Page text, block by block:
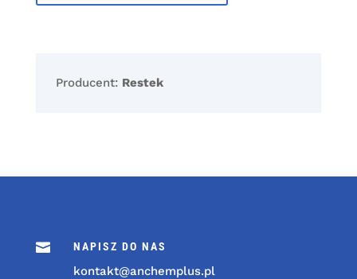
Producent: Restek
 NAPISZ DO NAS
kontakt@anchemplus.pl